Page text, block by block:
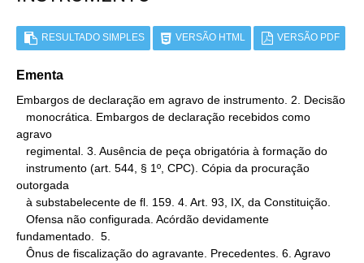
RESULTADO SIMPLES VERSÃO HTML VERSÃO PDF
Ementa
Embargos de declaração em agravo de instrumento. 2. Decisão
agravo
outorgada
fundamentado.  5.